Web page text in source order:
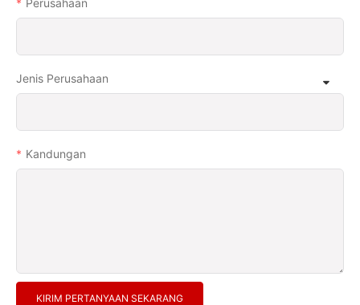
Perusahaan
Jenis Perusahaan
Kandungan
KIRIM PERTANYAAN SEKARANG